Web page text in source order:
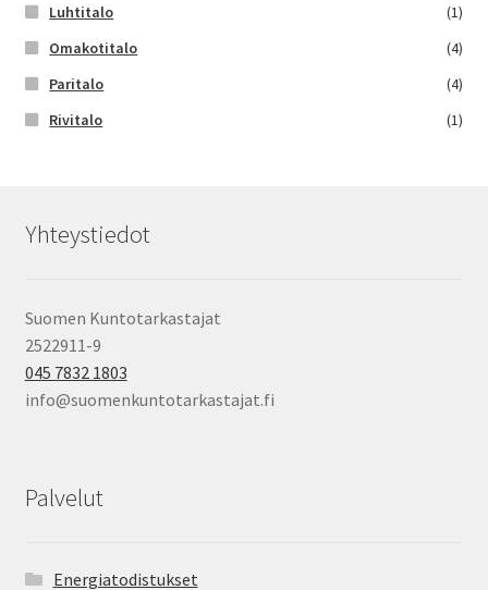
Luhtitalo
(1)
Omakotitalo
(4)
Paritalo
(4)
Rivitalo
(1)
Yhteystiedot
Suomen Kuntotarkastajat
2522911-9
045 7832 1803
info@suomenkuntotarkastajat.fi
Palvelut
Energiatodistukset